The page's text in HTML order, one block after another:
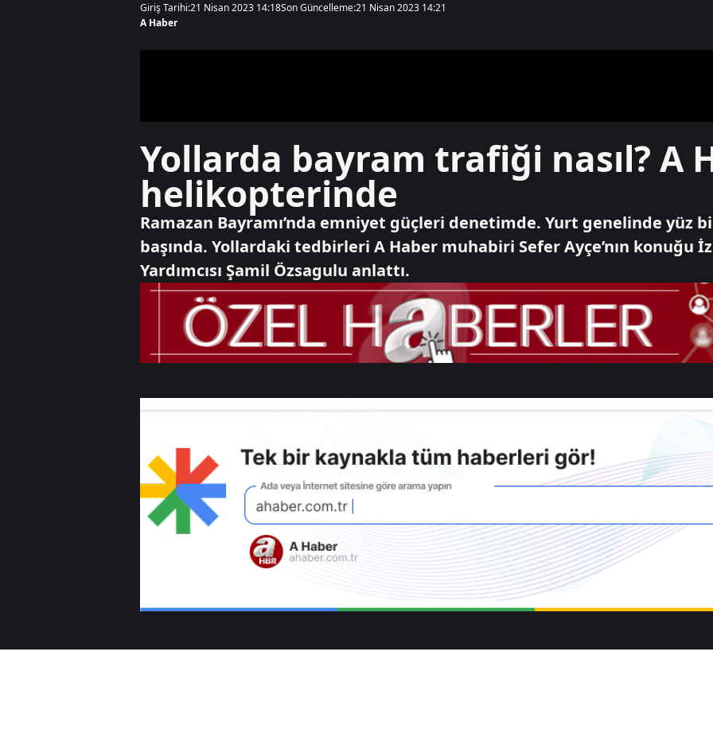
Giriş Tarihi:21 Nisan 2023 14:18Son Güncelleme:21 Nisan 2023 14:21
A Haber
Yollarda bayram trafiği nasıl? A
helikopterinde
Ramazan Bayramı’nda emniyet güçleri denetimde. Yurt genelinde yüz
başında. Yollardaki tedbirleri A Haber muhabiri Sefer Ayçe’nın konuğu
Yardımcısı Şamil Özsagulu anlattı.